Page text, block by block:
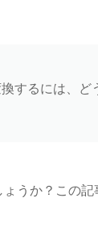
するには、ど
うか？この記